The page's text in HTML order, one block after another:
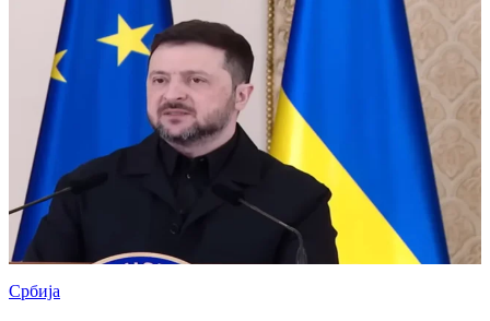
Србија